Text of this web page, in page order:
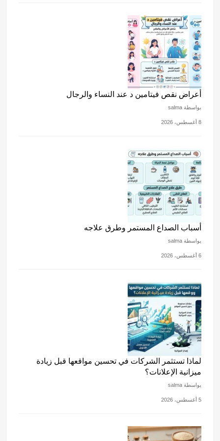
أعراض نقص فيتامين د عند النساء والرجال
بواسطة salma
8 أغسطس، 2026
أسباب الصداع المستمر وطرق علاجه
بواسطة salma
6 أغسطس، 2026
لماذا تستثمر الشركات في تحسين مواقعها قبل زيادة
ميزانية الإعلانات؟
بواسطة salma
5 أغسطس، 2026